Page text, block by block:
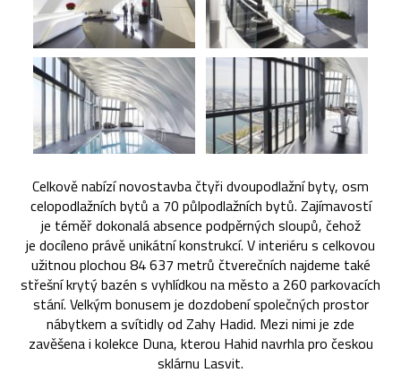
Celkově nabízí novostavba čtyři dvoupodlažní byty, osm
celopodlažních bytů a 70 půlpodlažních bytů. Zajímavostí
je téměř dokonalá absence podpěrných sloupů, čehož
je docíleno právě unikátní konstrukcí. V interiéru s celkovou
užitnou plochou 84 637 metrů čtverečních najdeme také
střešní krytý bazén s vyhlídkou na město a 260 parkovacích
stání. Velkým bonusem je dozdobení společných prostor
nábytkem a svítidly od Zahy Hadid. Mezi nimi je zde
zavěšena i kolekce Duna, kterou Hahid navrhla pro českou
sklárnu Lasvit.